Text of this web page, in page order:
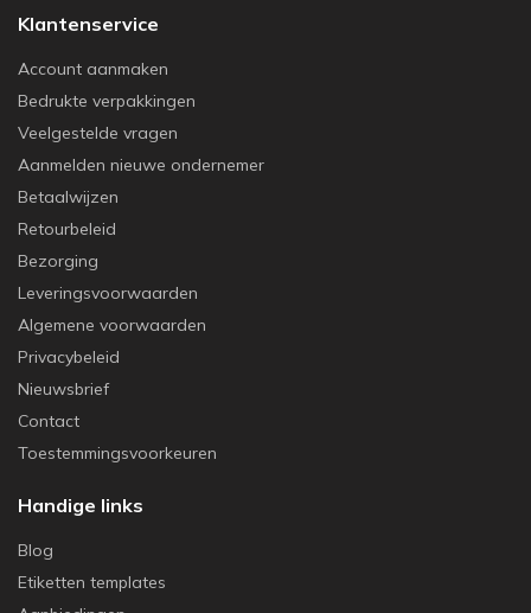
Klantenservice
Account aanmaken
Bedrukte verpakkingen
Veelgestelde vragen
Aanmelden nieuwe ondernemer
Betaalwijzen
Retourbeleid
Bezorging
Leveringsvoorwaarden
Algemene voorwaarden
Privacybeleid
Nieuwsbrief
Contact
Toestemmingsvoorkeuren
Handige links
Blog
Etiketten templates